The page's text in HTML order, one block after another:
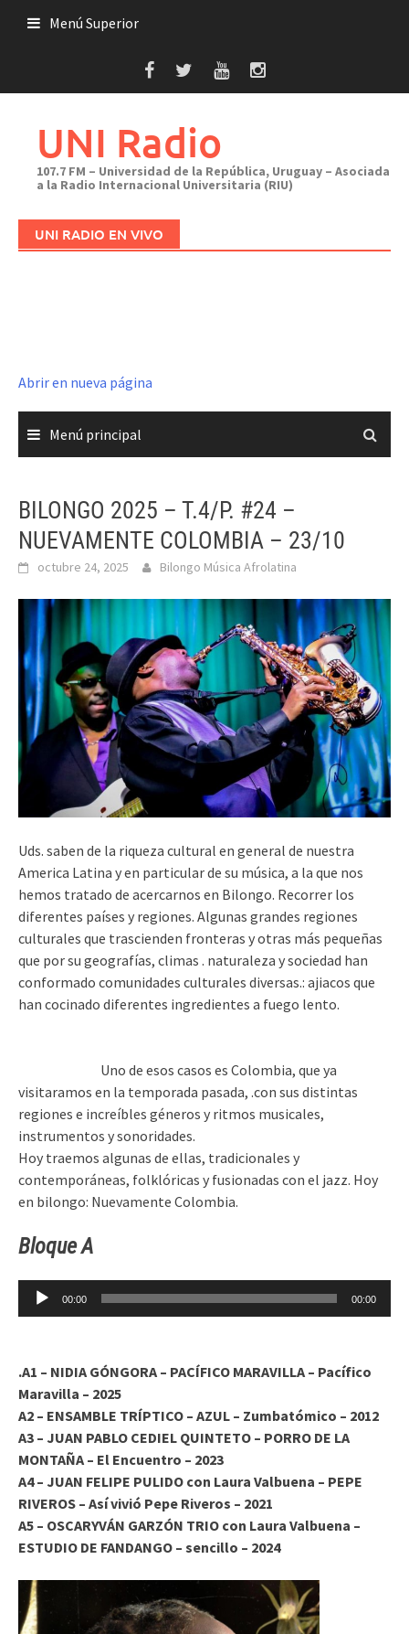
Menú Superior
UNI Radio
107.7 FM – Universidad de la República, Uruguay – Asociada
a la Radio Internacional Universitaria (RIU)
UNI RADIO EN VIVO
Abrir en nueva página
Menú principal
BILONGO 2025 – T.4/P. #24 –
NUEVAMENTE COLOMBIA – 23/10
octubre 24, 2025 Bilongo Música Afrolatina
Uds. saben de la riqueza cultural en general de nuestra
America Latina y en particular de su música, a la que nos
hemos tratado de acercarnos en Bilongo. Recorrer los
diferentes países y regiones. Algunas grandes regiones
culturales que trascienden fronteras y otras más pequeñas
que por su geografías, climas . naturaleza y sociedad han
conformado comunidades culturales diversas.: ajiacos que
han cocinado diferentes ingredientes a fuego lento.
Uno de esos casos es Colombia, que ya
visitaramos en la temporada pasada, .con sus distintas
regiones e increíbles géneros y ritmos musicales,
instrumentos y sonoridades.
Hoy traemos algunas de ellas, tradicionales y
contemporáneas, folklóricas y fusionadas con el jazz. Hoy
en bilongo: Nuevamente Colombia.
Bloque A
Reproductor
00:00 00:00
.A1 – NIDIA GÓNGORA – PACÍFICO MARAVILLA – Pacífico
Maravilla – 2025
A2 – ENSAMBLE TRÍPTICO – AZUL – Zumbatómico – 2012
A3 – JUAN PABLO CEDIEL QUINTETO – PORRO DE LA
MONTAÑA – El Encuentro – 2023
A4 – JUAN FELIPE PULIDO con Laura Valbuena – PEPE
RIVEROS – Así vivió Pepe Riveros – 2021
A5 – OSCARYVÁN GARZÓN TRIO con Laura Valbuena –
ESTUDIO DE FANDANGO – sencillo – 2024